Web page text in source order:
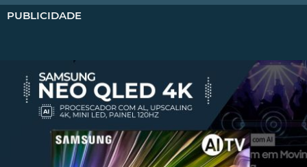
PUBLICIDADE